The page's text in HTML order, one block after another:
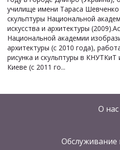
училище имени Тараса Шевченко
скульптуры Национальной
искусства и архитектуры
Национальной академии
архитектуры (с 2010 года),
рисунка и скульптуры в
Киеве (с 2011 го...
О нас
Обслуживание